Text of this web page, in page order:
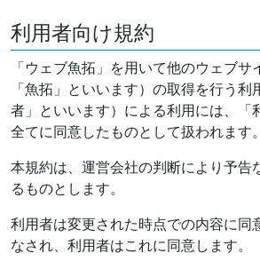
利用者向け規約
「ウェブ魚拓」を用いて他のウェブサ
「魚拓」といいます）の取得を行う利
者」といいます）による利用には、「
全てに同意したものとして扱われます。
本規約は、運営会社の判断により予告
るものとします。
利用者は変更された時点での内容に同
なされ、利用者はこれに同意します。